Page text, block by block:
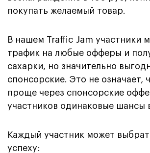
покупать желаемый товар.
В нашем Traffic Jam участники
трафик на любые офферы и
сахарки, но значительно
спонсорские. Это не означает,
проще через спонсорские
участников одинаковые шансы
Каждый участник может
успеху: